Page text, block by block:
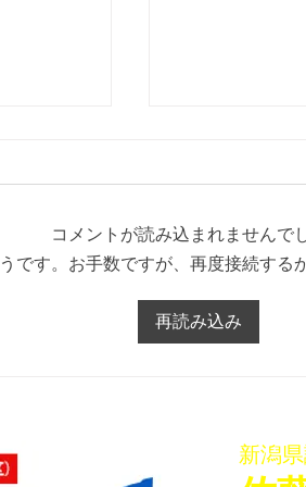
「佐藤純を囲
会館、袋津会
コメントが読み込まれませんで
です。お手数ですが、再度接続する
再読み込み
新潟